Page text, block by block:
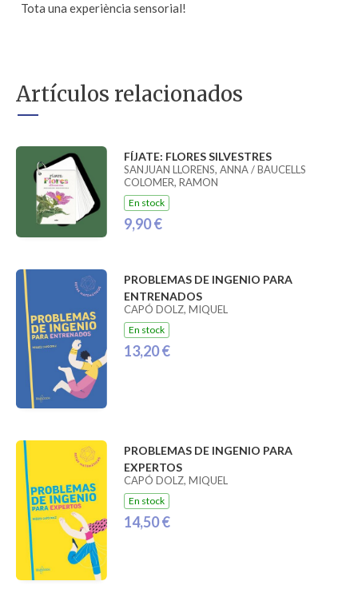
Tota una experiència sensorial!
Artículos relacionados
FÍJATE: FLORES SILVESTRES
SANJUAN LLORENS, ANNA / BAUCELLS
COLOMER, RAMON
En stock
9,90 €
PROBLEMAS DE INGENIO PARA
ENTRENADOS
CAPÓ DOLZ, MIQUEL
En stock
13,20 €
PROBLEMAS DE INGENIO PARA
EXPERTOS
CAPÓ DOLZ, MIQUEL
En stock
14,50 €